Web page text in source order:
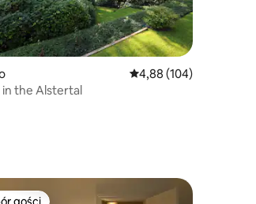
5, liczba recenzji: 178
Średnia ocena: 4,88
4,88 (104)
in the Alstertal